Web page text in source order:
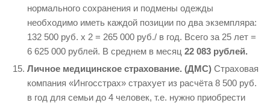
нормального сохранения и подмены одежды
необходимо иметь каждой позиции по два экземпляра:
132 500 руб. х 2 = 265 000 руб./ в год. Всего за 25 лет =
6 625 000 рублей. В среднем в месяц 22 083 рублей.
Личное медицинское страхование. (ДМС) Страховая
компания «Ингосстрах» страхует из расчёта 8 500 руб.
в год для семьи до 4 человек, т.е. нужно приобрести